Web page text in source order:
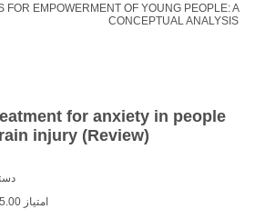
FOR EMPOWERMENT OF YOUNG PEOPLE: A
CONCEPTUAL ANALYSIS
for anxiety in people
injury (Review)
امتیاز 5.00 (1 رای)